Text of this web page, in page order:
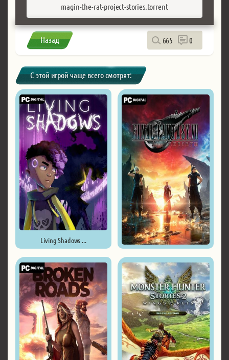
magin-the-rat-project-stories.torrent
Назад 665 0
С этой игрой чаще всего смотрят:
Living Shadows ...